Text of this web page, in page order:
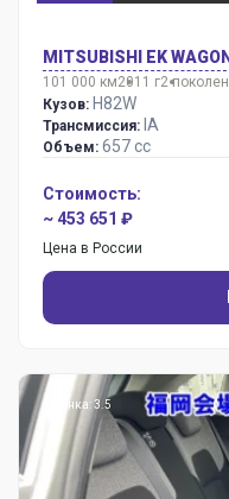
MITSUBISHI EK
101 000 км2011 г2
Кузов: H82W
Трансмиссия: IA
Объем: 657 сс
Стоимость:
~ 453 651 ₽
Цена в России
Оценка: 3.5